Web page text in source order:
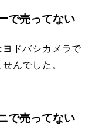
で売ってない
ドバシカメラで
んでした。
で売ってない